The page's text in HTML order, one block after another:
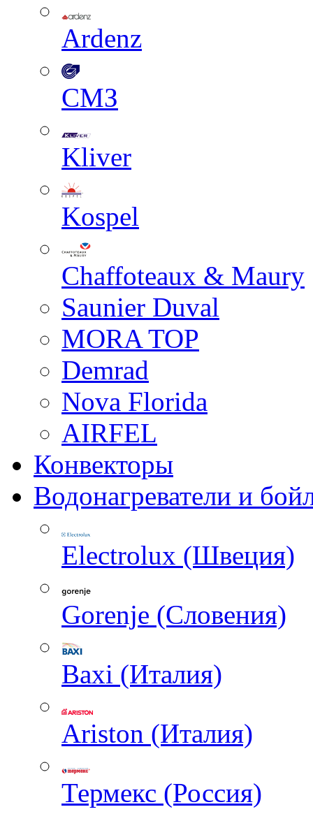
Ardenz
СМЗ
Kliver
Kospel
Chaffoteaux & Maury
Saunier Duval
MORA TOP
Demrad
Nova Florida
AIRFEL
Конвекторы
Водонагреватели и
Electrolux (Швеция)
Gorenje (Словения)
Baxi (Италия)
Ariston (Италия)
Термекс (Россия)